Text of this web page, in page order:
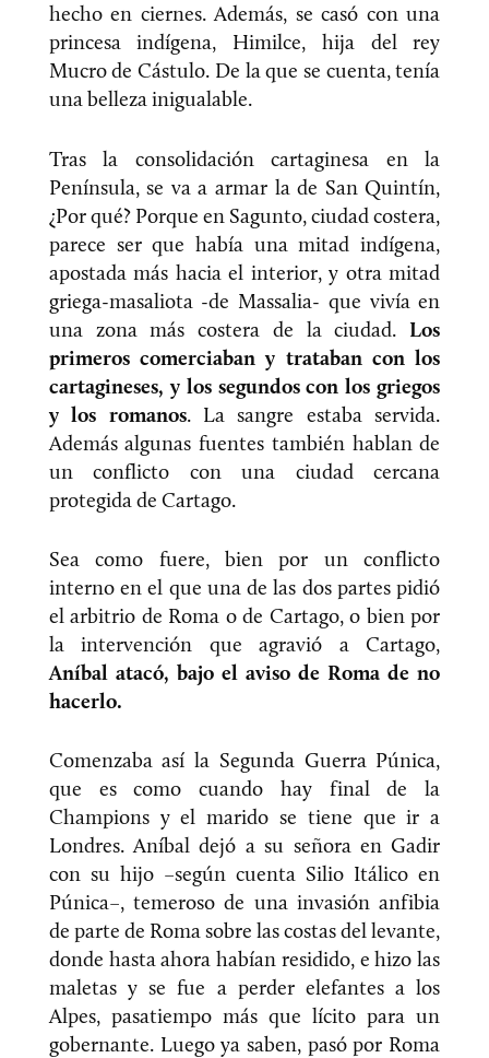
hecho en ciernes. Además, se casó con una
princesa indígena, Himilce, hija del rey
Mucro de Cástulo. De la que se cuenta, tenía
una belleza inigualable.
Tras la consolidación cartaginesa en la
Península, se va a armar la de San Quintín,
¿Por qué? Porque en Sagunto, ciudad costera,
parece ser que había una mitad indígena,
apostada más hacia el interior, y otra mitad
griega-masaliota -de Massalia- que vivía en
una zona más costera de la ciudad.Los
primeros comerciaban y trataban con los
cartagineses, y los segundos con los griegos
y los romanos. La sangre estaba servida.
Además algunas fuentes también hablan de
un conflicto con una ciudad cercana
protegida de Cartago.
Sea como fuere, bien por un conflicto
interno en el que una de las dos partes pidió
el arbitrio de Roma o de Cartago, o bien por
la intervención que agravió a Cartago,
Aníbal atacó, bajo el aviso de Roma de no
hacerlo.
Comenzaba así la Segunda Guerra Púnica,
que es como cuando hay final de la
Champions y el marido se tiene que ir a
Londres. Aníbal dejó a su señora en Gadir
con su hijo –según cuenta Silio Itálico en
Púnica–, temeroso de una invasión anfibia
de parte de Roma sobre las costas del levante,
donde hasta ahora habían residido, e hizo las
maletas y se fue a perder elefantes a los
Alpes, pasatiempo más que lícito para un
gobernante. Luego ya saben, pasó por Roma